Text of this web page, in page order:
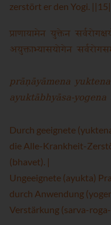
zerstört er den Yogi.
प्राणायामेन युक्तेन
अयुक्ताभ्यासयोगेन
prāṇāyāmena
ayuktābhyāsa-
Durch geeignete
die Alle-Krankheit-
(bhavet). |
Ungeeignete (ayukta)
durch Anwendung
Verstärkung (sarva-